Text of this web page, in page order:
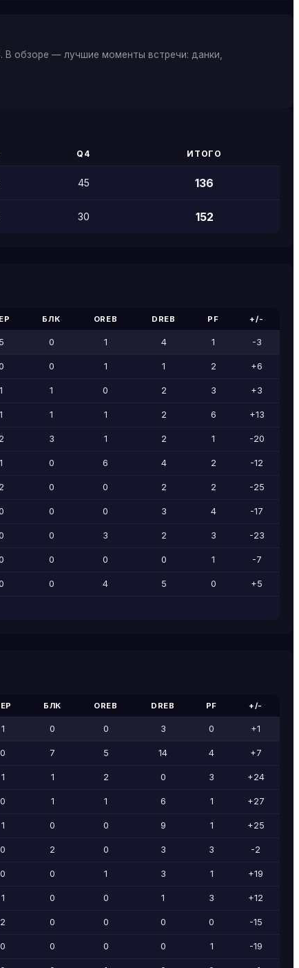
В обзоре — лучшие моменты встречи: данки,
Q4 ИТОГО
45 136
30 152
БЛК OREB DREB PF +/-
5 0 1 4 1 -3
0 1 1 2 +6
1 1 0 2 3 +3
1 1 1 2 6 +13
2 3 1 2 1 -20
1 0 6 4 2 -12
2 0 0 2 2 -25
0 0 3 4 -17
0 3 2 3 -23
0 0 0 1 -7
0 4 5 0 +5
БЛК OREB DREB PF +/-
1 0 0 3 0 +1
0 7 5 14 4 +7
1 1 2 0 3 +24
0 1 1 6 1 +27
1 0 0 9 1 +25
0 2 0 3 3 -2
0 0 1 3 1 +19
1 0 0 1 3 +12
2 0 0 0 0 -15
0 0 0 0 1 -19